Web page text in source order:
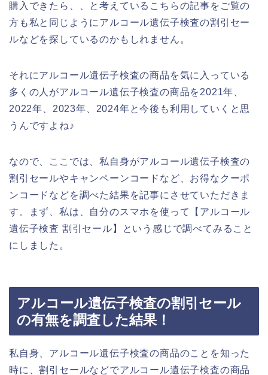
購入できたら、、と考えているこちらの記事をご覧の
方も私と同じようにアルコール遺伝子検査の割引セー
ルなどを探しているのかもしれません。
それにアルコール遺伝子検査の商品を気に入っている
多くの人がアルコール遺伝子検査の商品を2021年、
2022年、2023年、2024年と今後も利用していくと思
うんですよね♪
なので、ここでは、私自身がアルコール遺伝子検査の
割引セールやキャンペーンコードなど、お得なクーポ
ンコードなどを調べた結果を記事にさせていただきま
す。まず、私は、自分のスマホを使って【アルコール
遺伝子検査 割引セール】という感じで調べてみること
にしました。
アルコール遺伝子検査の割引セール
の有無を調査した結果！
私自身、アルコール遺伝子検査の商品のことを知った
時に、割引セールなどでアルコール遺伝子検査の商品